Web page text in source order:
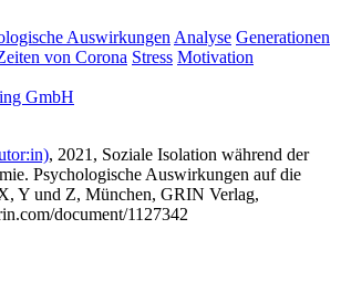
Auswirkungen Analyse Generationen
von Corona Stress Motivation
GmbH
, 2021, Soziale Isolation während der
Psychologische Auswirkungen auf die
Y und Z, München, GRIN Verlag,
document/1127342